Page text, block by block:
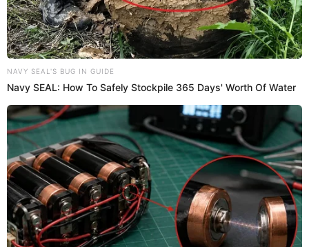
Venezolanos se confundieron y pensaron que
hoy era la parada militar: “Despiertos desde las 4
a.m.”
Los ciudadanos venezolanos se despertaron a las 4 a.m. pensando
que hoy era la parada militar, pero se percataron que nadie llegaba.
La escena fue viral en TikTok.
Redacción EP
TikTok